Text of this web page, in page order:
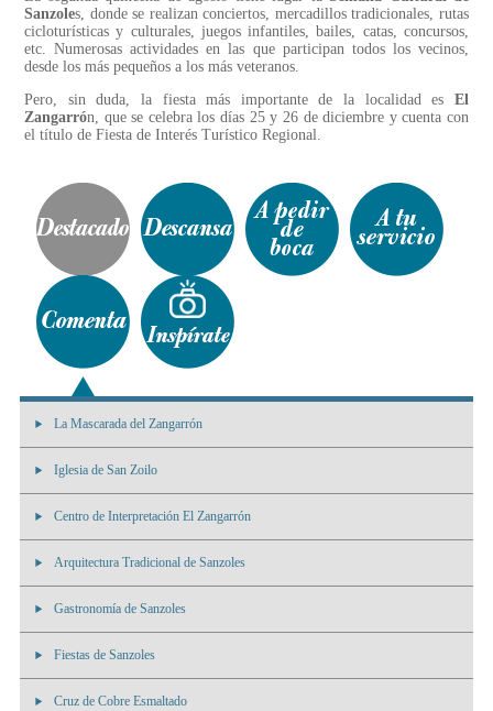
Sanzoles, donde se realizan conciertos, mercadillos tradicionales, rutas
cicloturísticas y culturales, juegos infantiles, bailes, catas, concursos,
etc. Numerosas actividades en las que participan todos los vecinos,
desde los más pequeños a los más veteranos.
Pero, sin duda, la fiesta más importante de la localidad es El
Zangarrón, que se celebra los días 25 y 26 de diciembre y cuenta con
el título de Fiesta de Interés Turístico Regional.
La Mascarada del Zangarrón
Iglesia de San Zoilo
Centro de Interpretación El Zangarrón
Arquitectura Tradicional de Sanzoles
Gastronomía de Sanzoles
Fiestas de Sanzoles
Cruz de Cobre Esmaltado